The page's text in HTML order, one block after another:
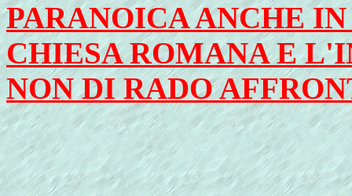
PARANOICA ANCHE
CHIESA ROMANA E
NON DI RADO